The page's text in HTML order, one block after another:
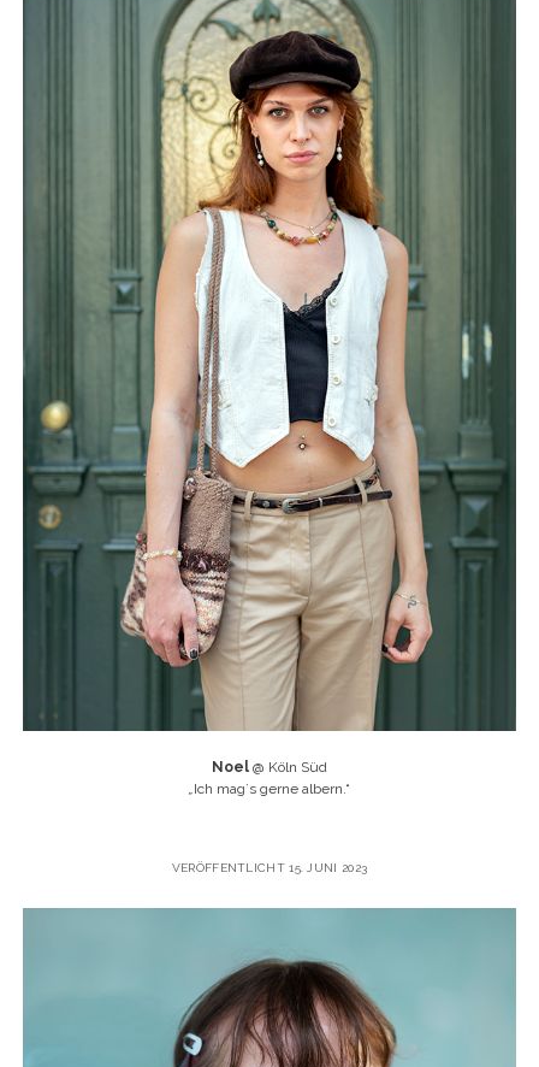
Noel @ Köln Süd
Ich mag`s gerne albern.“
VERÖFFENTLICHT 15. JUNI 2023